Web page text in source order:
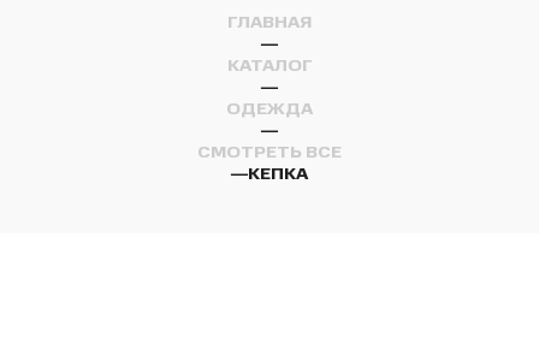
ГЛАВНАЯ
—
КАТАЛОГ
—
ОДЕЖДА
—
СМОТРЕТЬ ВСЕ
—КЕПКА